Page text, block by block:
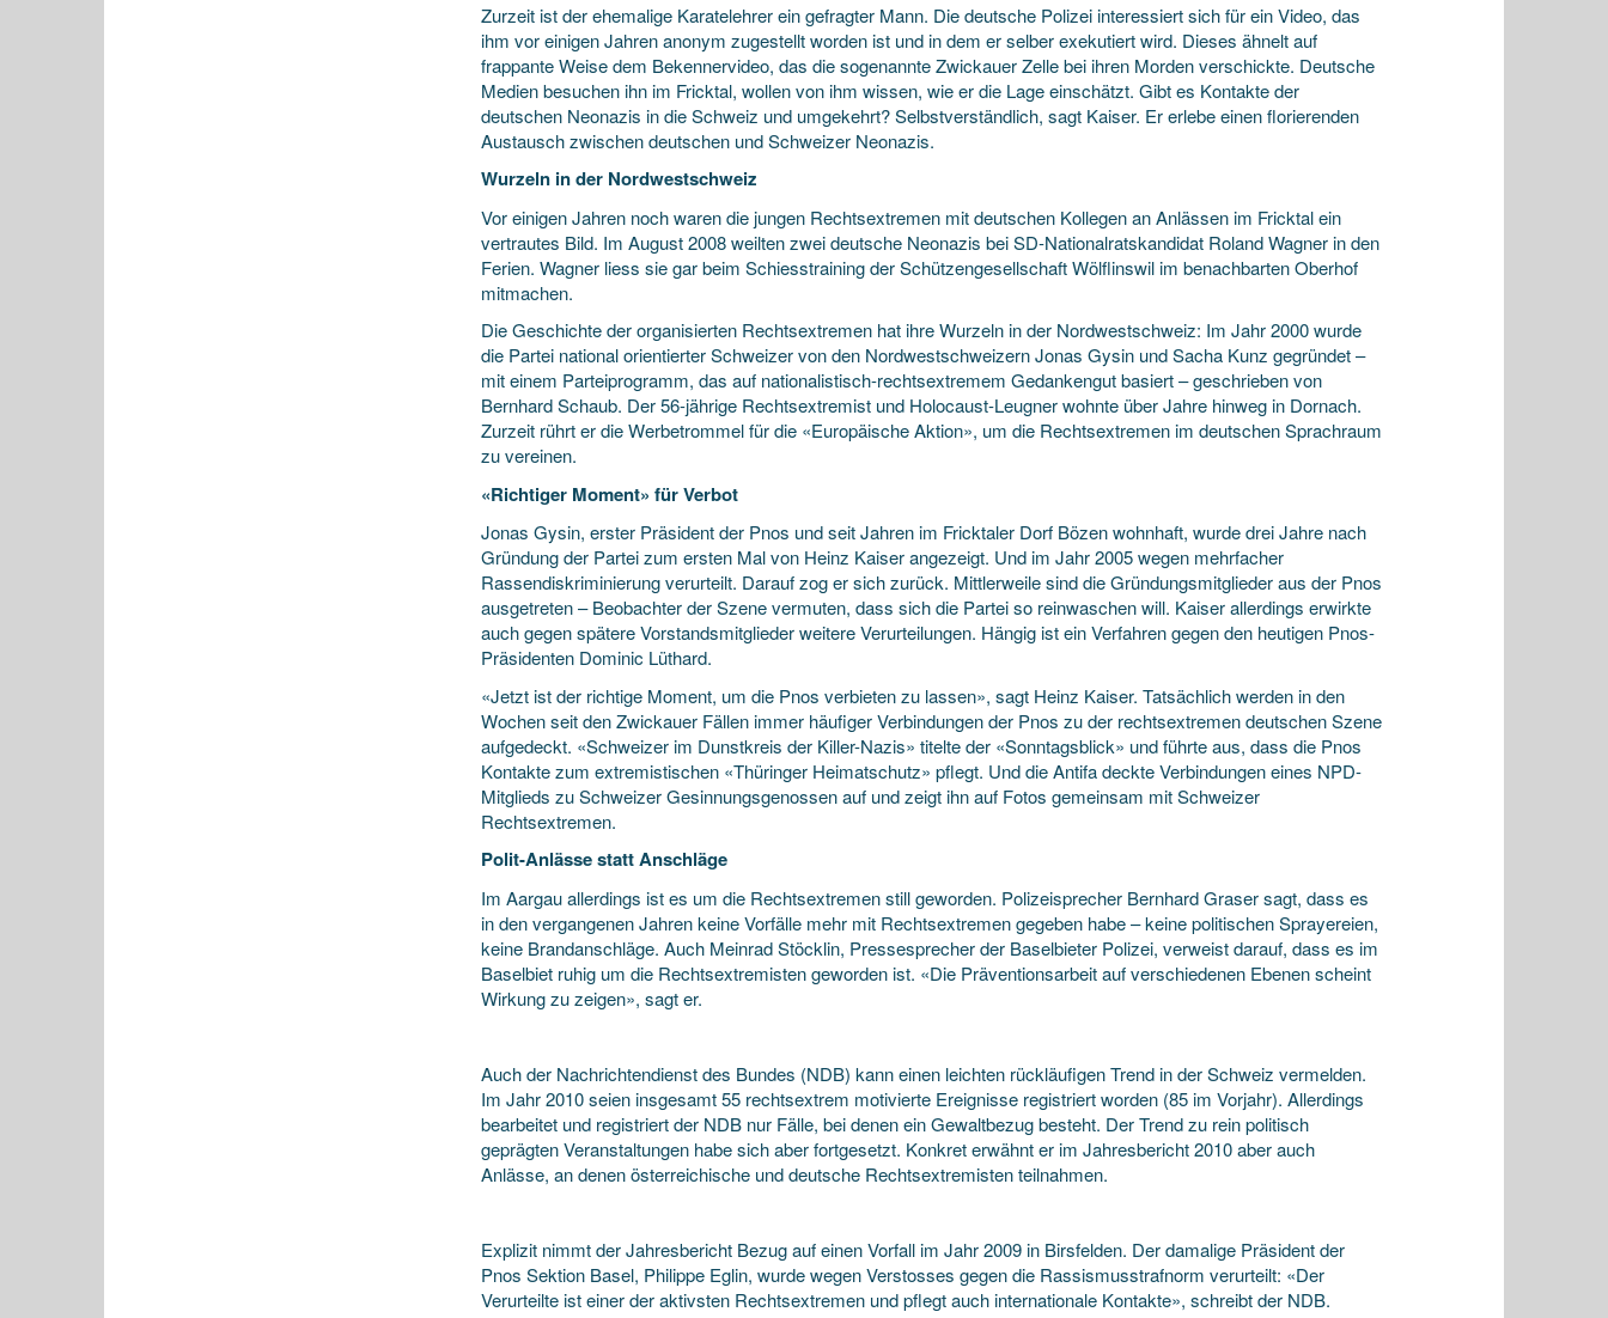
Zurzeit ist der ehemalige Karatelehrer ein gefragter Mann. Die deutsche Polizei interessiert sich für ein Video, das
ihm vor einigen Jahren anonym zugestellt worden ist und in dem er selber exekutiert wird. Dieses ähnelt auf
frappante Weise dem Bekennervideo, das die sogenannte Zwickauer Zelle bei ihren Morden verschickte. Deutsche
Medien besuchen ihn im Fricktal, wollen von ihm wissen, wie er die Lage einschätzt. Gibt es Kontakte der
deutschen Neonazis in die Schweiz und umgekehrt? Selbstverständlich, sagt Kaiser. Er erlebe einen florierenden
Austausch zwischen deutschen und Schweizer Neonazis.
Wurzeln in der Nordwestschweiz
Vor einigen Jahren noch waren die jungen Rechtsextremen mit deutschen Kollegen an Anlässen im Fricktal ein
vertrautes Bild. Im August 2008 weilten zwei deutsche Neonazis bei SD-Nationalratskandidat Roland Wagner in den
Ferien. Wagner liess sie gar beim Schiesstraining der Schützengesellschaft Wölflinswil im benachbarten Oberhof
mitmachen.
Die Geschichte der organisierten Rechtsextremen hat ihre Wurzeln in der Nordwestschweiz: Im Jahr 2000 wurde
die Partei national orientierter Schweizer von den Nordwestschweizern Jonas Gysin und Sacha Kunz gegründet –
mit einem Parteiprogramm, das auf nationalistisch-rechtsextremem Gedankengut basiert – geschrieben von
Bernhard Schaub. Der 56-jährige Rechtsextremist und Holocaust-Leugner wohnte über Jahre hinweg in Dornach.
Zurzeit rührt er die Werbetrommel für die «Europäische Aktion», um die Rechtsextremen im deutschen Sprachraum
zu vereinen.
«Richtiger Moment» für Verbot
Jonas Gysin, erster Präsident der Pnos und seit Jahren im Fricktaler Dorf Bözen wohnhaft, wurde drei Jahre nach
Gründung der Partei zum ersten Mal von Heinz Kaiser angezeigt. Und im Jahr 2005 wegen mehrfacher
Rassendiskriminierung verurteilt. Darauf zog er sich zurück. Mittlerweile sind die Gründungsmitglieder aus der Pnos
ausgetreten – Beobachter der Szene vermuten, dass sich die Partei so reinwaschen will. Kaiser allerdings erwirkte
auch gegen spätere Vorstandsmitglieder weitere Verurteilungen. Hängig ist ein Verfahren gegen den heutigen Pnos-
Präsidenten Dominic Lüthard.
«Jetzt ist der richtige Moment, um die Pnos verbieten zu lassen», sagt Heinz Kaiser. Tatsächlich werden in den
Wochen seit den Zwickauer Fällen immer häufiger Verbindungen der Pnos zu der rechtsextremen deutschen Szene
aufgedeckt. «Schweizer im Dunstkreis der Killer-Nazis» titelte der «Sonntagsblick» und führte aus, dass die Pnos
Kontakte zum extremistischen «Thüringer Heimatschutz» pflegt. Und die Antifa deckte Verbindungen eines NPD-
Mitglieds zu Schweizer Gesinnungsgenossen auf und zeigt ihn auf Fotos gemeinsam mit Schweizer
Rechtsextremen.
Polit-Anlässe statt Anschläge
Im Aargau allerdings ist es um die Rechtsextremen still geworden. Polizeisprecher Bernhard Graser sagt, dass es
in den vergangenen Jahren keine Vorfälle mehr mit Rechtsextremen gegeben habe – keine politischen Sprayereien,
keine Brandanschläge. Auch Meinrad Stöcklin, Pressesprecher der Baselbieter Polizei, verweist darauf, dass es im
Baselbiet ruhig um die Rechtsextremisten geworden ist. «Die Präventionsarbeit auf verschiedenen Ebenen scheint
Wirkung zu zeigen», sagt er.
Auch der Nachrichtendienst des Bundes (NDB) kann einen leichten rückläufigen Trend in der Schweiz vermelden.
Im Jahr 2010 seien insgesamt 55 rechtsextrem motivierte Ereignisse registriert worden (85 im Vorjahr). Allerdings
bearbeitet und registriert der NDB nur Fälle, bei denen ein Gewaltbezug besteht. Der Trend zu rein politisch
geprägten Veranstaltungen habe sich aber fortgesetzt. Konkret erwähnt er im Jahresbericht 2010 aber auch
Anlässe, an denen österreichische und deutsche Rechtsextremisten teilnahmen.
Explizit nimmt der Jahresbericht Bezug auf einen Vorfall im Jahr 2009 in Birsfelden. Der damalige Präsident der
Pnos Sektion Basel, Philippe Eglin, wurde wegen Verstosses gegen die Rassismusstrafnorm verurteilt: «Der
Verurteilte ist einer der aktivsten Rechtsextremen und pflegt auch internationale Kontakte», schreibt der NDB.